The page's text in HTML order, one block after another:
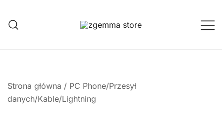
treści
Strona główna / PC Phone/Przesył
danych/Kable/Lightning